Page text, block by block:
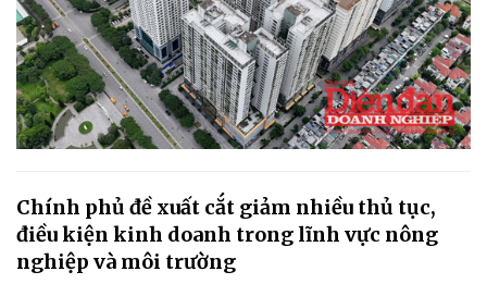
Chính phủ đề xuất cắt giảm nhiều thủ tục,
điều kiện kinh doanh trong lĩnh vực nông
nghiệp và môi trường